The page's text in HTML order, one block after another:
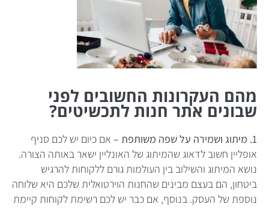
מהם העקרונות החשובים לפני
שבונים אתר חנות לתכשיטים?
1. מיתוג ושמירה על שפה משותפת –
אם כיום יש לכם סניף
אופליין חשוב לדאוג שהמיתוג של האונליין ישאר באותה הצורה.
נושא המיתוג והשילוב בין העולמות גורם ללקוחות להרגיש
ביטחון, הם בעצם מבינים שהחנות הוירטואלית שלכם היא שלוחה
נוספת של העסק. בנוסף, אם כבר יש לכם רשימת לקוחות קיימת